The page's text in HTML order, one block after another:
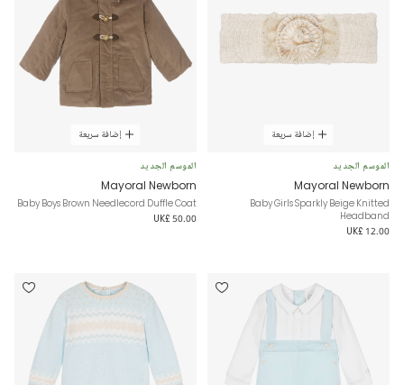
إضافة سريعة
الموسم الجديد
Mayoral Newborn
Baby Girls Sparkly Beige Knitted
Headband
UK£ 12.00
إضافة سريعة
الموسم الجديد
Mayoral Newborn
Baby Boys Brown Needlecord Duffle Coat
UK£ 50.00